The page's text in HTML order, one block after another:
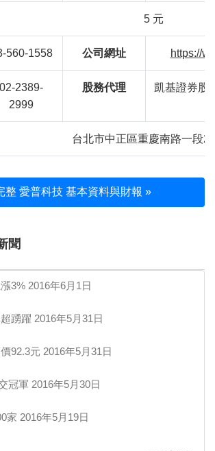
5 元
560-1558 公司網址 https://
02-2389-
2999
股務代理 凱基證券股
台北市中正區重慶南路一段2
整 愛普科技 基本資料與財報 »
聞
3% 2016年6月1日
踴躍 2016年5月31日
92.3元 2016年5月31日
冠軍 2016年5月30日
家 2016年5月19日